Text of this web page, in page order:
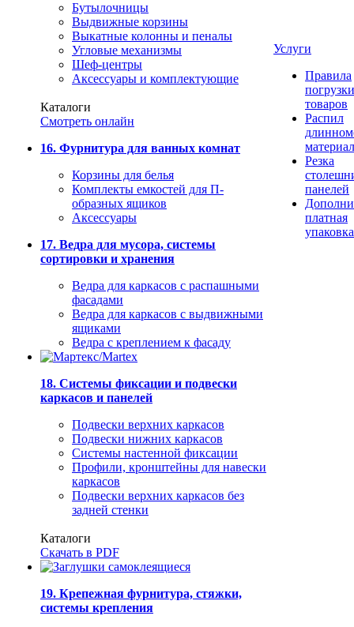
Бутылочницы
Выдвижные корзины
Выкатные колонны и пеналы
Угловые механизмы
Шеф-центры
Аксессуары и комплектующие
Каталоги
Смотреть онлайн
16. Фурнитура для ванных комнат
Корзины для белья
Комплекты емкостей для П-
образных ящиков
Аксессуары
17. Ведра для мусора, системы
сортировки и хранения
Ведра для каркасов с распашными
фасадами
Ведра для каркасов с выдвижными
ящиками
Ведра с креплением к фасаду
18. Системы фиксации и подвески
каркасов и панелей
Подвески верхних каркасов
Подвески нижних каркасов
Системы настенной фиксации
Профили, кронштейны для навески
каркасов
Подвески верхних каркасов без
задней стенки
Каталоги
Скачать в PDF
19. Крепежная фурнитура, стяжки,
системы крепления
Услуги
Правила
погрузки
товаров
Распил
Резка
панелей
платная
упаковка